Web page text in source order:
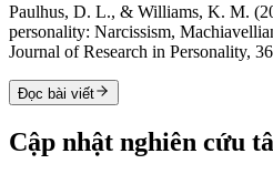
Paulhus, D. L., & Williams, K. M.
personality: Narcissism,
Journal of Research in Personality,
Đọc bài viết
Cập nhật nghiên cứu